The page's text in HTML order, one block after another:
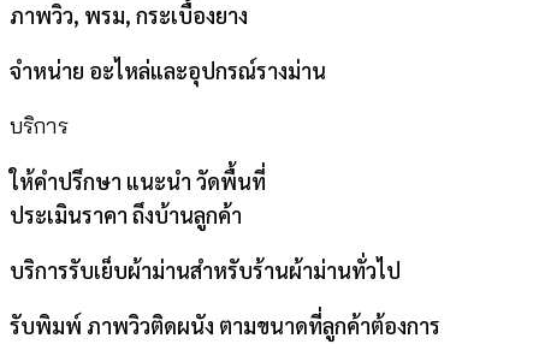
ภาพวิว, พรม, กระเบื้องยาง
จำหน่าย อะไหล่และอุปกรณ์รางม่าน
บริการ
ให้คำปรึกษา แนะนำ วัดพื้นที่
ประเมินราคา ถึงบ้านลูกค้า
บริการรับเย็บผ้าม่านสำหรับร้านผ้าม่านทั่วไป
รับพิมพ์ ภาพวิวติดผนัง ตามขนาดที่ลูกค้าต้องการ